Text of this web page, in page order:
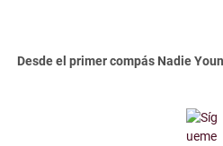
Desde el primer compás Nadie